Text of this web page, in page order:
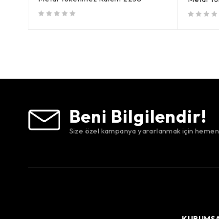
Beni Bilgilendir!
Size özel kampanya yararlanmak için hemen